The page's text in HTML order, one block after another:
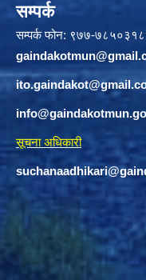
सम्पर्क
सम्पर्क फोन: ९७७-
सूचना अधिकारी